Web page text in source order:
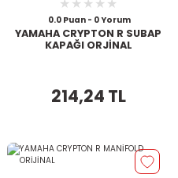
0.0 Puan - 0 Yorum
YAMAHA CRYPTON R SUBAP
KAPAĞI ORJİNAL
214,24 TL